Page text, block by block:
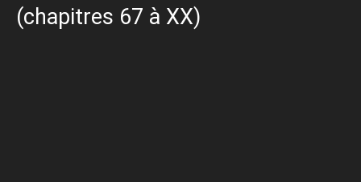
(chapitres 67 à XX)